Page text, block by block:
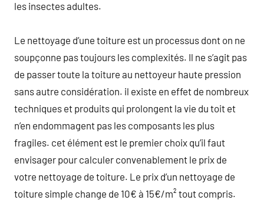
les insectes adultes.
Le nettoyage d’une toiture est un processus dont on ne
soupçonne pas toujours les complexités. Il ne s’agit pas
de passer toute la toiture au nettoyeur haute pression
sans autre considération. il existe en effet de nombreux
techniques et produits qui prolongent la vie du toit et
n’en endommagent pas les composants les plus
fragiles. cet élément est le premier choix qu’il faut
envisager pour calculer convenablement le prix de
votre nettoyage de toiture. Le prix d’un nettoyage de
toiture simple change de 10€ à 15€/m² tout compris.